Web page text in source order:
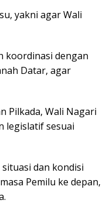
yakni agar Wali
koordinasi dengan
Datar, agar
Pilkada, Wali Nagari
legislatif sesuai
dan kondisi
Pemilu ke depan,